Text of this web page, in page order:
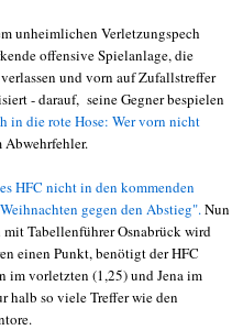
unheimlichen Verletzungspech
offensive Spielanlage, die
und vorn auf Zufallstreffer
- darauf, seine Gegner bespielen
in die rote Hose: Wer vorn nicht
HFC nicht in den kommenden
gegen den Abstieg". Nun
Tabellenführer Osnabrück wird
einen Punkt, benötigt der HFC
im vorletzten (1,25) und Jena im
halb so viele Treffer wie den